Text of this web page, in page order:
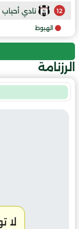
12 نادي أحباب
الهبوط
الرزنامة
لا